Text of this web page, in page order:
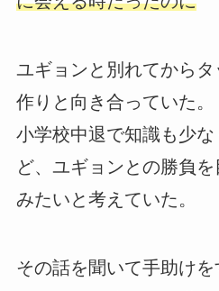
ユギョンと別れてから
作りと向き合っていた。
小学校中退で知識も少
ど、ユギョンとの勝負
みたいと考えていた。
その話を聞いて手助け